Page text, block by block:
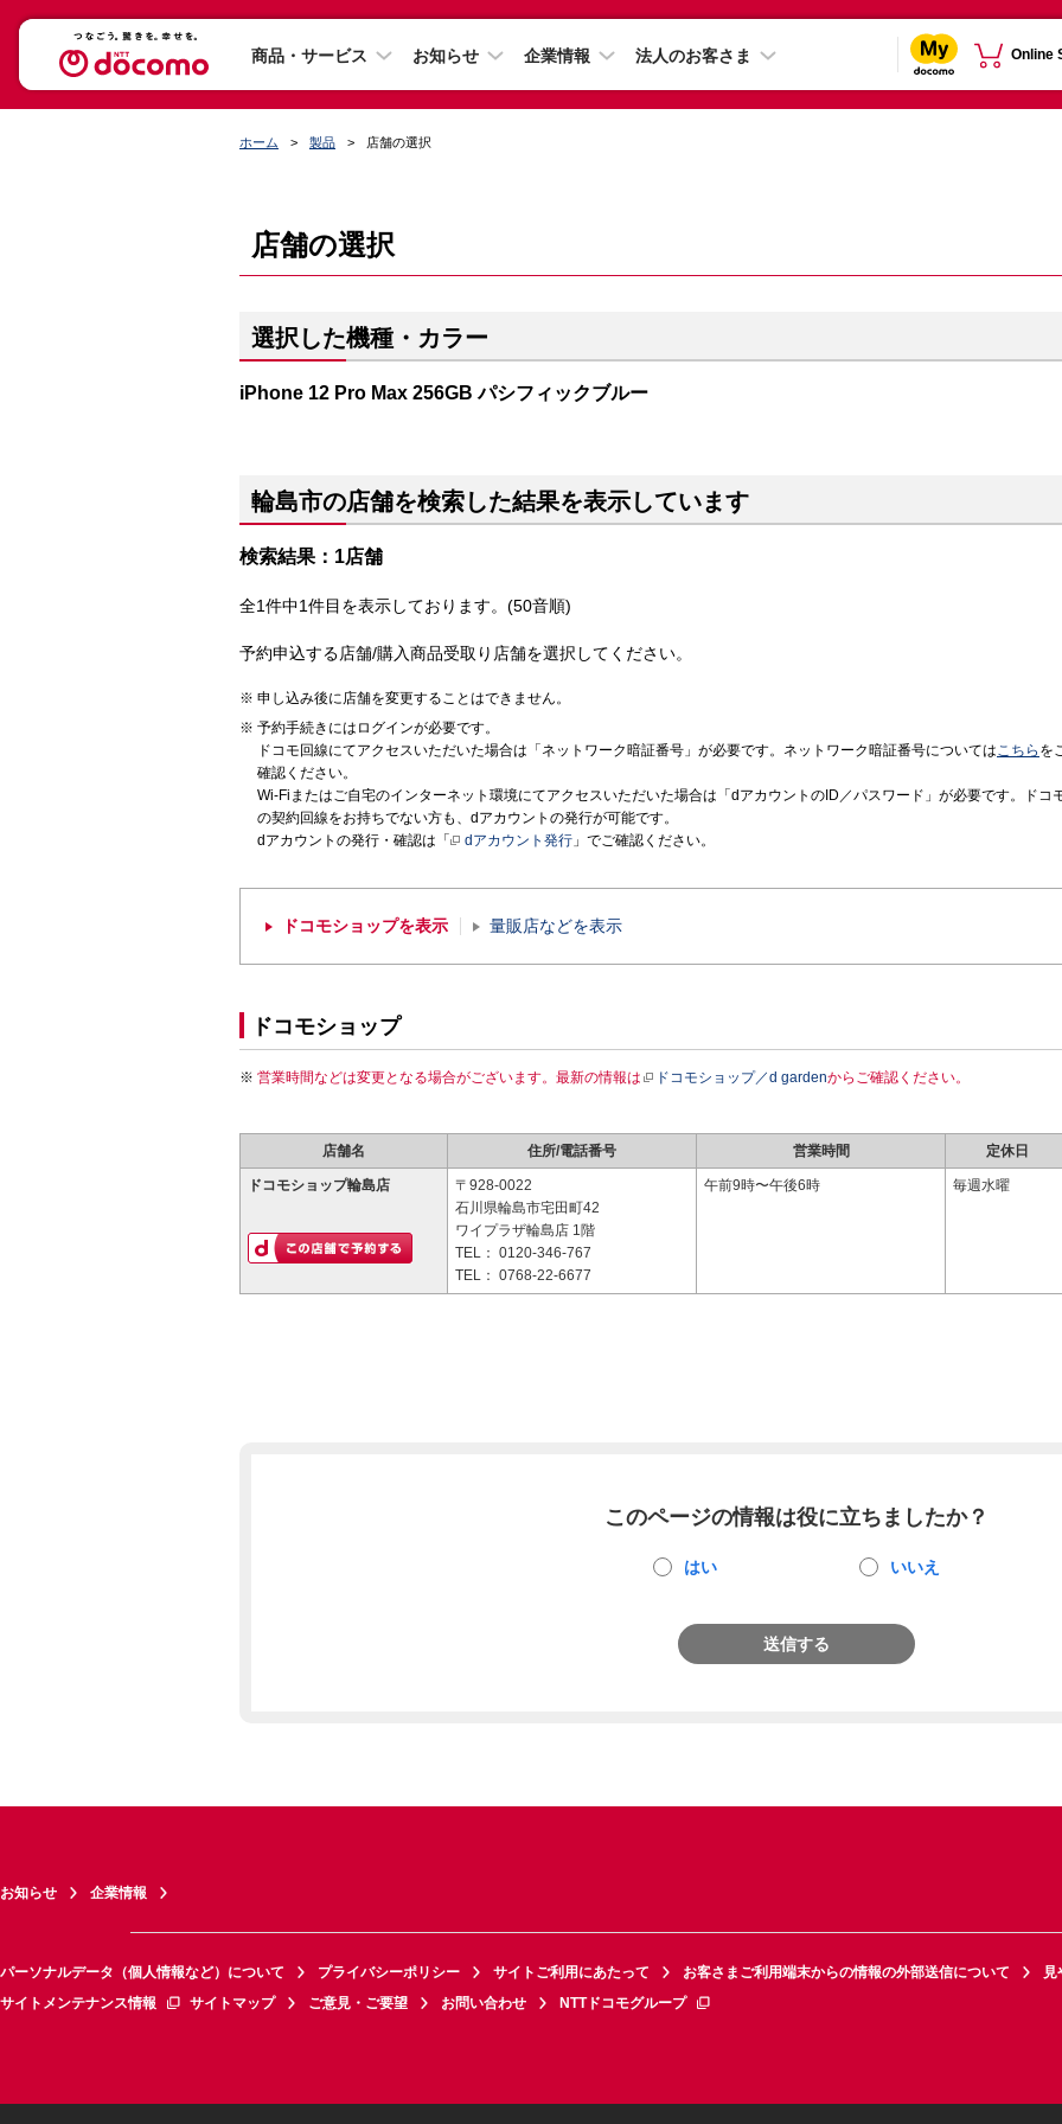
商品・サービス お知らせ 企業情報 法人のお客さま Online
ホーム 製品 店舗の選択
店舗の選択
選択した機種・カラー
iPhone 12 Pro Max 256GB パシフィックブルー
輪島市の店舗を検索した結果を表示しています
検索結果：1店舗
全1件中1件目を表示しております。(50音順)
予約申込する店舗/購入商品受取り店舗を選択してください。
申し込み後に店舗を変更することはできません。
予約手続きにはログインが必要です。
ドコモ回線にてアクセスいただいた場合は「ネットワーク暗証番号」が必要です。ネットワーク暗証番号についてはこちら を
確認ください。
Wi-Fiまたはご自宅のインターネット環境にてアクセスいただいた場合は「dアカウントのID／パスワード」が必要です。ドコ
の契約回線をお持ちでない方も、dアカウントの発行が可能です。
dアカウントの発行・確認は「
dアカウント発行 」でご確認ください。
ドコモショップを表示 量販店などを表示
ドコモショップ
営業時間などは変更となる場合がございます。最新の情報は ドコモショップ／d gardenからご確認ください。
店舗名 住所/電話番号 営業時間 定休日
ドコモショップ輪島店
〒928-0022
石川県輪島市宅田町42
ワイプラザ輪島店 1階
TEL： 0120-346-767
TEL： 0768-22-6677
午前9時〜午後6時 毎週水曜
このページの情報は役に立ちましたか？
はい いいえ
送信する
お知らせ 企業情報
パーソナルデータ（個人情報など）について プライバシーポリシー サイトご利用にあたって お客さまご利用端末からの情報の外部送信について
見
サイトメンテナンス情報
サイトマップ ご意見・ご要望 お問い合わせ NTTドコモグループ